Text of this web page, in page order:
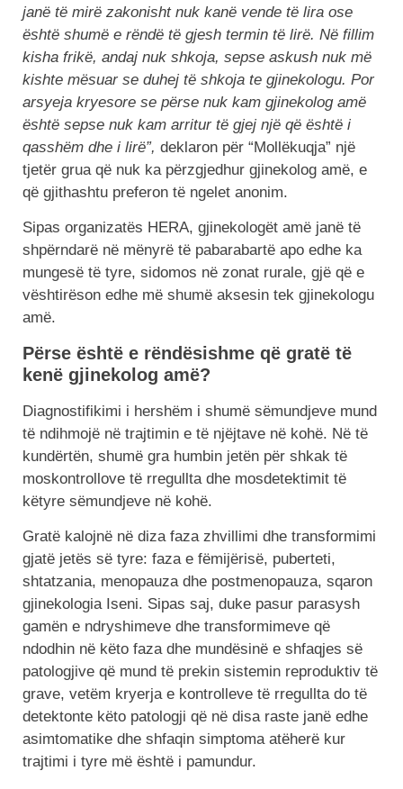
janë të mirë zakonisht nuk kanë vende të lira ose
është shumë e rëndë të gjesh termin të lirë. Në fillim
kisha frikë, andaj nuk shkoja, sepse askush nuk më
kishte mësuar se duhej të shkoja te gjinekologu. Por
arsyeja kryesore se përse nuk kam gjinekolog amë
është sepse nuk kam arritur të gjej një që është i
qasshëm dhe i lirë”, deklaron për “Mollëkuqja” një
tjetër grua që nuk ka përzgjedhur gjinekolog amë, e
që gjithashtu preferon të ngelet anonim.
Sipas organizatës HERA, gjinekologët amë janë të
shpërndarë në mënyrë të pabarabartë apo edhe ka
mungesë të tyre, sidomos në zonat rurale, gjë që e
vështirëson edhe më shumë aksesin tek gjinekologu
amë.
Përse është e rëndësishme që gratë të
kenë gjinekolog amë?
Diagnostifikimi i hershëm i shumë sëmundjeve mund
të ndihmojë në trajtimin e të njëjtave në kohë. Në të
kundërtën, shumë gra humbin jetën për shkak të
moskontrollove të rregullta dhe mosdetektimit të
këtyre sëmundjeve në kohë.
Gratë kalojnë në diza faza zhvillimi dhe transformimi
gjatë jetës së tyre: faza e fëmijërisë, puberteti,
shtatzania, menopauza dhe postmenopauza, sqaron
gjinekologia Iseni. Sipas saj, duke pasur parasysh
gamën e ndryshimeve dhe transformimeve që
ndodhin në këto faza dhe mundësinë e shfaqjes së
patologjive që mund të prekin sistemin reproduktiv të
grave, vetëm kryerja e kontrolleve të rregullta do të
detektonte këto patologji që në disa raste janë edhe
asimtomatike dhe shfaqin simptoma atëherë kur
trajtimi i tyre më është i pamundur.